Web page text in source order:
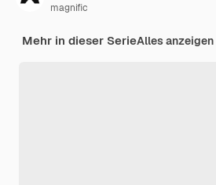
magnific
Mehr in dieser SerieAlles anzeigen